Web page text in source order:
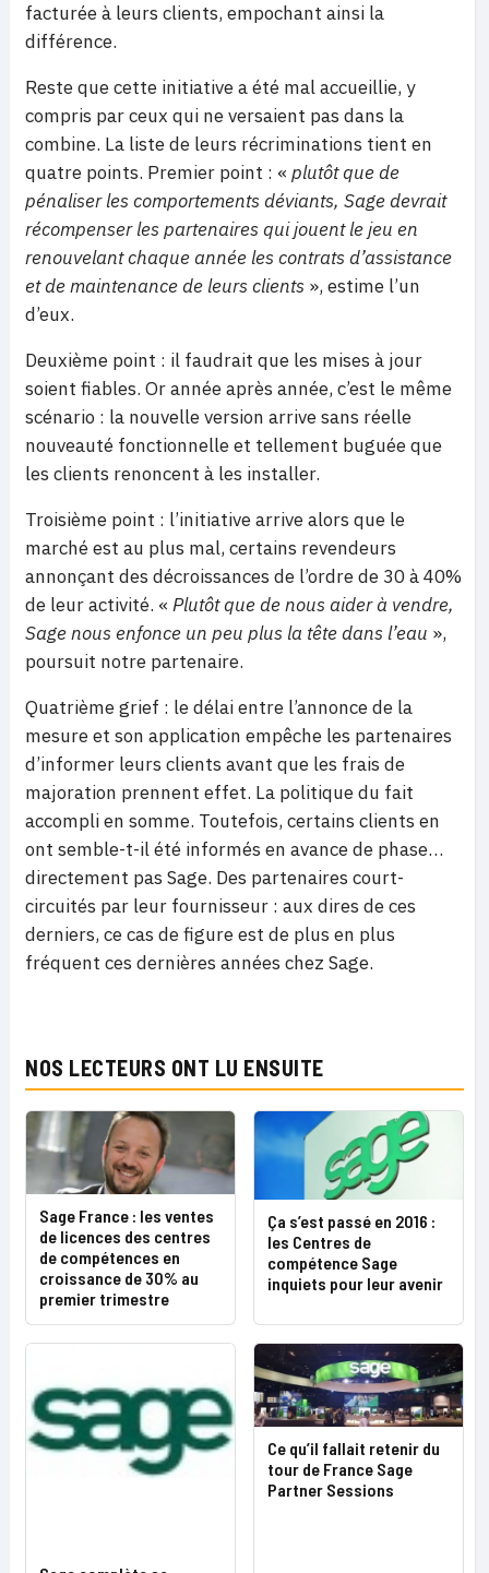
facturée à leurs clients, empochant ainsi la
différence.
Reste que cette initiative a été mal accueillie, y
compris par ceux qui ne versaient pas dans la
combine. La liste de leurs récriminations tient en
quatre points. Premier point : « plutôt que de
pénaliser les comportements déviants, Sage devrait
récompenser les partenaires qui jouent le jeu en
renouvelant chaque année les contrats d’assistance
et de maintenance de leurs clients », estime l’un
d’eux.
Deuxième point : il faudrait que les mises à jour
soient fiables. Or année après année, c’est le même
scénario : la nouvelle version arrive sans réelle
nouveauté fonctionnelle et tellement buguée que
les clients renoncent à les installer.
Troisième point : l’initiative arrive alors que le
marché est au plus mal, certains revendeurs
annonçant des décroissances de l’ordre de 30 à 40%
de leur activité. « Plutôt que de nous aider à vendre,
Sage nous enfonce un peu plus la tête dans l’eau »,
poursuit notre partenaire.
Quatrième grief : le délai entre l’annonce de la
mesure et son application empêche les partenaires
d’informer leurs clients avant que les frais de
majoration prennent effet. La politique du fait
accompli en somme. Toutefois, certains clients en
ont semble-t-il été informés en avance de phase…
directement pas Sage. Des partenaires court-
circuités par leur fournisseur : aux dires de ces
derniers, ce cas de figure est de plus en plus
fréquent ces dernières années chez Sage.
NOS LECTEURS ONT LU ENSUITE
Sage France : les ventes
de licences des centres
de compétences en
croissance de 30% au
premier trimestre
Ça s’est passé en 2016 :
les Centres de
compétence Sage
inquiets pour leur avenir
Ce qu’il fallait retenir du
tour de France Sage
Partner Sessions